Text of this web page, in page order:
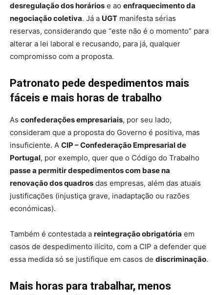
desregulação dos horários e ao enfraquecimento da
negociação coletiva. Já a UGT manifesta sérias
reservas, considerando que “este não é o momento” para
alterar a lei laboral e recusando, para já, qualquer
compromisso com a proposta.
Patronato pede despedimentos mais
fáceis e mais horas de trabalho
As confederações empresariais, por seu lado,
consideram que a proposta do Governo é positiva, mas
insuficiente. A CIP – Confederação Empresarial de
Portugal, por exemplo, quer que o Código do Trabalho
passe a permitir despedimentos com base na
renovação dos quadros das empresas, além das atuais
justificações (injustiça grave, inadaptação ou razões
económicas).
Também é contestada a reintegração obrigatória em
casos de despedimento ilícito, com a CIP a defender que
essa medida só se justifique em casos de discriminação.
Mais horas para trabalhar, menos